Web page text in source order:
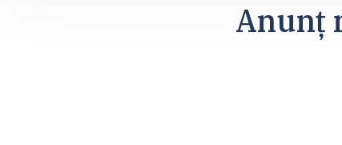
Anunț